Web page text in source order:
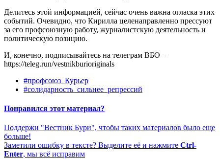
Делитесь этой информацией, сейчас очень важна огласка этих
событий. Очевидно, что Кирилла целенаправленно прессуют
за его профсоюзную работу, журналистскую деятельность и
политическую позицию.
И, конечно, подписывайтесь на телеграм ВБО –
https://teleg.run/vestnikburioriginals
#профсоюз_Курьер
#солидарность_сильнее_репрессий
Понравился этот материал?
Поддержи "Вестник Бури", чтобы таких материалов было еще
больше!
Заметили ошибку в тексте? Выделите её и нажмите Ctrl-
Enter, мы всё исправим